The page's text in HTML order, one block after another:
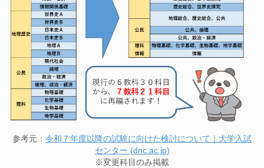
参考元： 令和７年度以降の試験に向けた検討について｜大学入試
センター (dnc.ac.jp)
※変更科目のみ掲載